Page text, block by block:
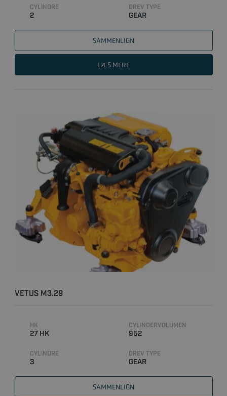
CYLINDRE
2
DREV TYPE
GEAR
SAMMENLIGN
LÆS MERE
VETUS M3.29
HK
27 HK
CYLINDERVOLUMEN
952
CYLINDRE
3
DREV TYPE
GEAR
SAMMENLIGN